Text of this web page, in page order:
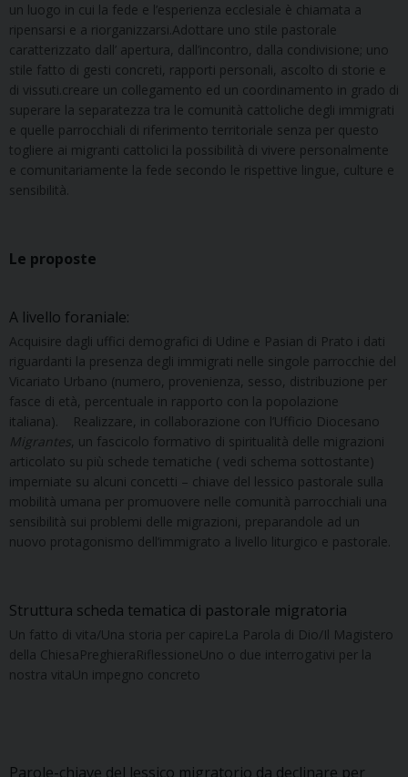
un luogo in cui la fede e l’esperienza ecclesiale è chiamata a
ripensarsi e a riorganizzarsi.Adottare uno stile pastorale
caratterizzato dall’ apertura, dall’incontro, dalla condivisione; uno
stile fatto di gesti concreti, rapporti personali, ascolto di storie e
di vissuti.creare un collegamento ed un coordinamento in grado di
superare la separatezza tra le comunità cattoliche degli immigrati
e quelle parrocchiali di riferimento territoriale senza per questo
togliere ai migranti cattolici la possibilità di vivere personalmente
e comunitariamente la fede secondo le rispettive lingue, culture e
sensibilità.
Le proposte
A livello foraniale:
Acquisire dagli uffici demografici di Udine e Pasian di Prato i dati
riguardanti la presenza degli immigrati nelle singole parrocchie del
Vicariato Urbano (numero, provenienza, sesso, distribuzione per
fasce di età, percentuale in rapporto con la popolazione
italiana). Realizzare, in collaborazione con l’Ufficio Diocesano
Migrantes , un fascicolo formativo di spiritualità delle migrazioni
articolato su più schede tematiche ( vedi schema sottostante)
imperniate su alcuni concetti – chiave del lessico pastorale sulla
mobilità umana per promuovere nelle comunità parrocchiali una
sensibilità sui problemi delle migrazioni, preparandole ad un
nuovo protagonismo dell’immigrato a livello liturgico e pastorale.
Struttura scheda tematica di pastorale migratoria
Un fatto di vita/Una storia per capireLa Parola di Dio/Il Magistero
della ChiesaPreghieraRiflessioneUno o due interrogativi per la
nostra vitaUn impegno concreto
Parole-chiave del lessico migratorio da declinare per